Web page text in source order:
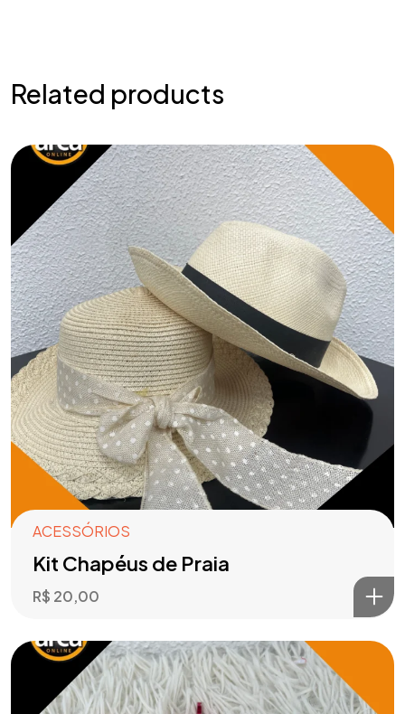
Related products
ACESSÓRIOS
Kit Chapéus de Praia
R$ 20,00